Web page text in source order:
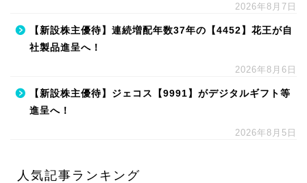
2026年8月7日
【新設株主優待】連続増配年数37年の【4452】花王が自
社製品進呈へ！
2026年8月6日
【新設株主優待】ジェコス【9991】がデジタルギフト等
進呈へ！
2026年8月5日
人気記事ランキング